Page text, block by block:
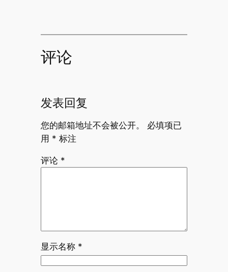
评论
发表回复
您的邮箱地址不会被公开。
必填项已
用 * 标注
评论 *
显示名称 *